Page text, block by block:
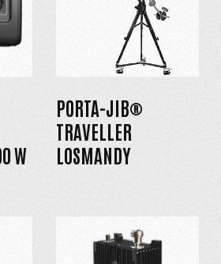
W
PORTA-JIB®
TRAVELLER
LOSMANDY